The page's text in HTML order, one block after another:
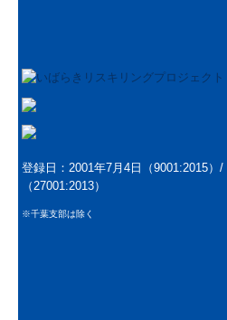
登録日：2001年7月4日（9001:2015）/
（27001:2013）
※千葉支部は除く